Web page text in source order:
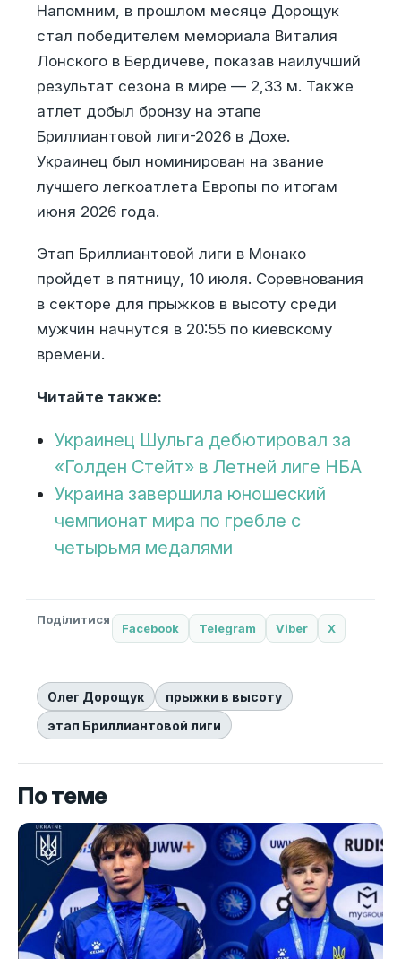
Напомним, в прошлом месяце Дорощук
стал победителем мемориала Виталия
Лонского в Бердичеве, показав наилучший
результат сезона в мире — 2,33 м. Также
атлет добыл бронзу на этапе
Бриллиантовой лиги-2026 в Дохе.
Украинец был номинирован на звание
лучшего легкоатлета Европы по итогам
июня 2026 года.
Этап Бриллиантовой лиги в Монако
пройдет в пятницу, 10 июля. Соревнования
в секторе для прыжков в высоту среди
мужчин начнутся в 20:55 по киевскому
времени.
Читайте также:
Украинец Шульга дебютировал за
«Голден Стейт» в Летней лиге НБА
Украина завершила юношеский
чемпионат мира по гребле с
четырьмя медалями
Поділитися
Facebook Telegram Viber X
Олег Дорощук
прыжки в высоту
этап Бриллиантовой лиги
По теме